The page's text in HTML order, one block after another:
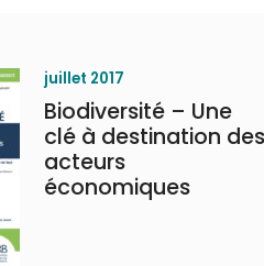
juillet 2017
Biodiversité – Une
clé à destination des
acteurs
économiques